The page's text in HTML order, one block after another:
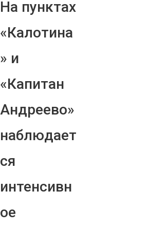
На пунктах
«Калотина
» и
«Капитан
Андреево»
наблюдает
ся
интенсивн
ое